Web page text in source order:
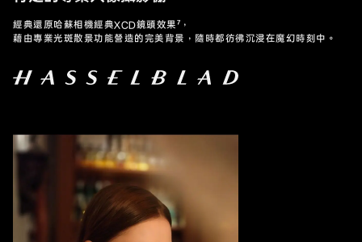
經典還原哈蘇相機經典XCD鏡頭效果⁷，
藉由專業光斑散景功能營造的完美背景，隨時都彷彿沉浸在魔幻時刻中。